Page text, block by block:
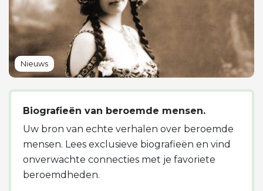
Nieuws
Biografieën van beroemde mensen.
Uw bron van echte verhalen over beroemde
mensen. Lees exclusieve biografieën en vind
onverwachte connecties met je favoriete
beroemdheden.